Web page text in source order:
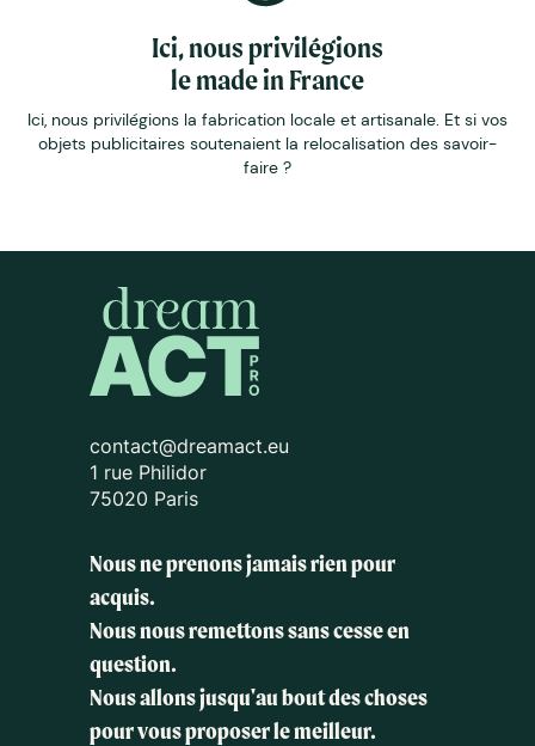
Ici, nous privilégions
le made in France
Ici, nous privilégions la fabrication locale et artisanale. Et si vos
objets publicitaires soutenaient la relocalisation des savoir-
faire ?
contact@dreamact.eu
1 rue Philidor
75020 Paris
Nous ne prenons jamais rien pour
acquis.
Nous nous remettons sans cesse en
question.
Nous allons jusqu'au bout des choses
pour vous proposer le meilleur.